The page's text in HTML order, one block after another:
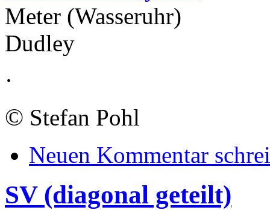
Meter (Wasseruhr)
Dudley
·
© Stefan Pohl
Neuen Kommentar
SV (diagonal geteilt)